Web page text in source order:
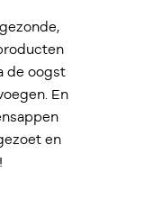
de oogst
En
en